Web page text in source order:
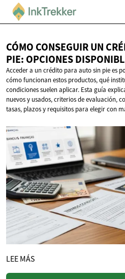
CÓMO CONSEGUIR UN
PIE: OPCIONES
Acceder a un crédito para auto sin pie es
cómo funcionan estos productos, qué
condiciones suelen aplicar. Esta guía
nuevos y usados, criterios de evaluación,
tasas, plazos y requisitos para elegir con
LEE MÁS